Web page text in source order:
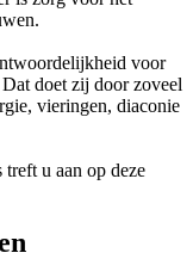
voor
doet zij door zoveel
vieringen, diaconie
u aan op deze